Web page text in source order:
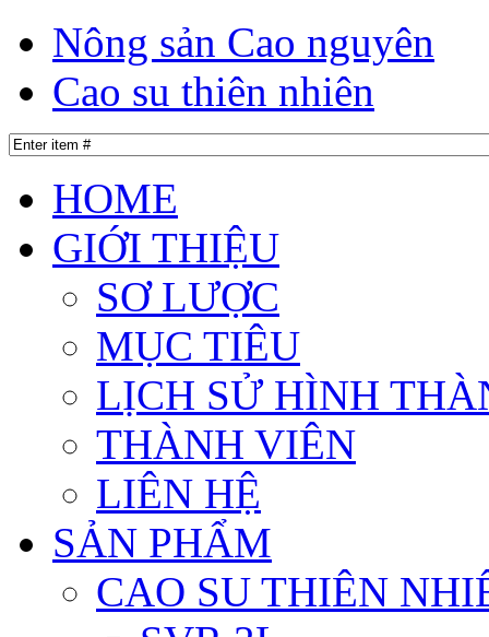
Nông sản Cao nguyên
Cao su thiên nhiên
HOME
GIỚI THIỆU
SƠ LƯỢC
MỤC TIÊU
LỊCH SỬ HÌNH
THÀNH VIÊN
LIÊN HỆ
SẢN PHẨM
CAO SU THIÊN